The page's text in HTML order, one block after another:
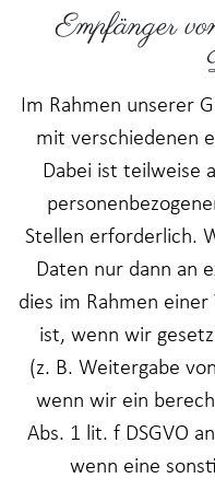
Empfänger
Im Rahmen unserer
mit verschiedenen
Dabei ist teilweise
Stellen erforderlich.
Daten nur dann an
dies im Rahmen
ist, wenn wir
(z. B. Weitergabe
wenn wir ein
Abs. 1 lit. f DSGVO
wenn eine